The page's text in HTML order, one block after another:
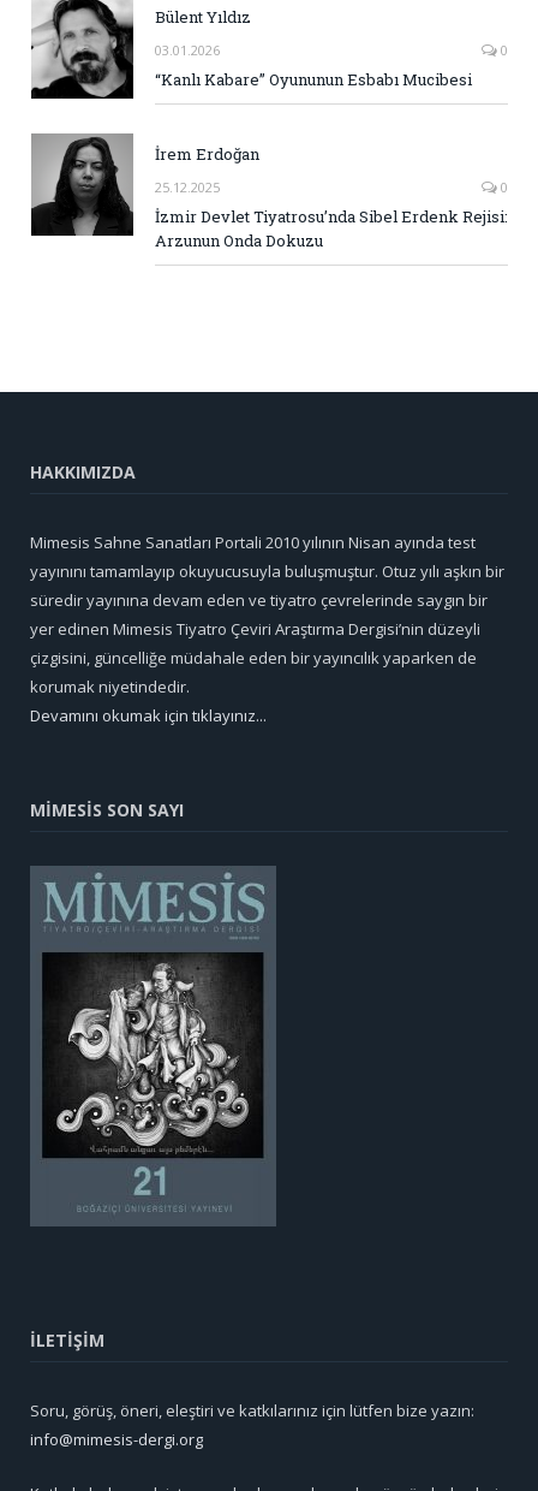
Bülent Yıldız
03.01.2026 0
“Kanlı Kabare” Oyununun Esbabı Mucibesi
İrem Erdoğan
25.12.2025 0
İzmir Devlet Tiyatrosu’nda Sibel Erdenk Rejisi:
Arzunun Onda Dokuzu
HAKKIMIZDA
Mimesis Sahne Sanatları Portali 2010 yılının Nisan ayında test
yayınını tamamlayıp okuyucusuyla buluşmuştur. Otuz yılı aşkın bir
süredir yayınına devam eden ve tiyatro çevrelerinde saygın bir
yer edinen Mimesis Tiyatro Çeviri Araştırma Dergisi’nin düzeyli
çizgisini, güncelliğe müdahale eden bir yayıncılık yaparken de
korumak niyetindedir.
Devamını okumak için tıklayınız...
MİMESİS SON SAYI
İLETİŞİM
Soru, görüş, öneri, eleştiri ve katkılarınız için lütfen bize yazın:
info@mimesis-dergi.org